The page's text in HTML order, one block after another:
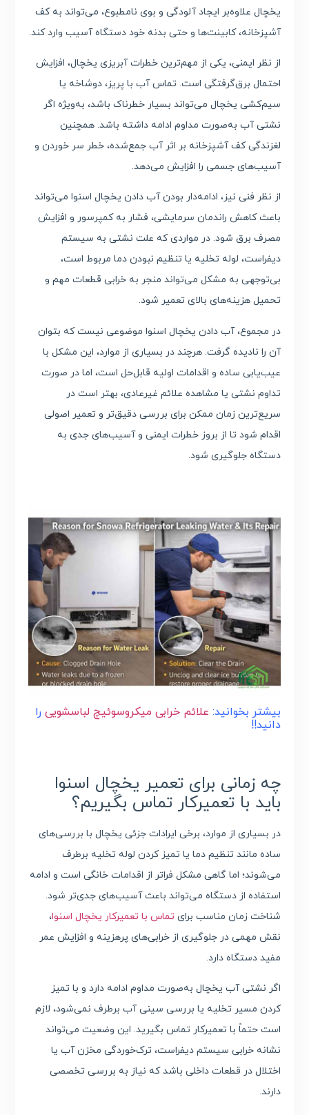
یخچال علاوه‌بر ایجاد آلودگی و بوی نامطبوع، می‌تواند به کف
آشپزخانه، کابینت‌ها و حتی بدنه خود دستگاه آسیب وارد کند.
از نظر ایمنی، یکی از مهم‌ترین خطرات آبریزی یخچال، افزایش
احتمال برق‌گرفتگی است. تماس آب با پریز، دوشاخه یا
سیم‌کشی یخچال می‌تواند بسیار خطرناک باشد، به‌ویژه اگر
نشتی آب به‌صورت مداوم ادامه داشته باشد. همچنین
لغزندگی کف آشپزخانه بر اثر آب جمع‌شده، خطر سر خوردن و
آسیب‌های جسمی را افزایش می‌دهد.
از نظر فنی نیز، ادامه‌دار بودن آب دادن یخچال اسنوا می‌تواند
باعث کاهش راندمان سرمایشی، فشار به کمپرسور و افزایش
مصرف برق شود. در مواردی که علت نشتی به سیستم
دیفراست، لوله تخلیه یا تنظیم نبودن دما مربوط است،
بی‌توجهی به مشکل می‌تواند منجر به خرابی قطعات مهم و
تحمیل هزینه‌های بالای تعمیر شود.
در مجموع، آب دادن یخچال اسنوا موضوعی نیست که بتوان
آن را نادیده گرفت. هرچند در بسیاری از موارد، این مشکل با
عیب‌یابی ساده و اقدامات اولیه قابل‌حل است، اما در صورت
تداوم نشتی یا مشاهده علائم غیرعادی، بهتر است در
سریع‌ترین زمان ممکن برای بررسی دقیق‌تر و تعمیر اصولی
اقدام شود تا از بروز خطرات ایمنی و آسیب‌های جدی به
دستگاه جلوگیری شود.
بیشتر بخوانید: علائم خرابی میکروسوئیچ لباسشویی را
دانید!!
چه زمانی برای تعمیر یخچال اسنوا
باید با تعمیرکار تماس بگیریم؟
در بسیاری از موارد، برخی ایرادات جزئی یخچال با بررسی‌های
ساده مانند تنظیم دما یا تمیز کردن لوله تخلیه برطرف
می‌شوند؛ اما گاهی مشکل فراتر از اقدامات خانگی است و ادامه
استفاده از دستگاه می‌تواند باعث آسیب‌های جدی‌تر شود.
شناخت زمان مناسب برای تماس با تعمیرکار یخچال اسنوا،
نقش مهمی در جلوگیری از خرابی‌های پرهزینه و افزایش عمر
مفید دستگاه دارد.
اگر نشتی آب یخچال به‌صورت مداوم ادامه دارد و با تمیز
کردن مسیر تخلیه یا بررسی سینی آب برطرف نمی‌شود، لازم
است حتماً با تعمیرکار تماس بگیرید. این وضعیت می‌تواند
نشانه خرابی سیستم دیفراست، ترک‌خوردگی مخزن آب یا
اختلال در قطعات داخلی باشد که نیاز به بررسی تخصصی
دارند.